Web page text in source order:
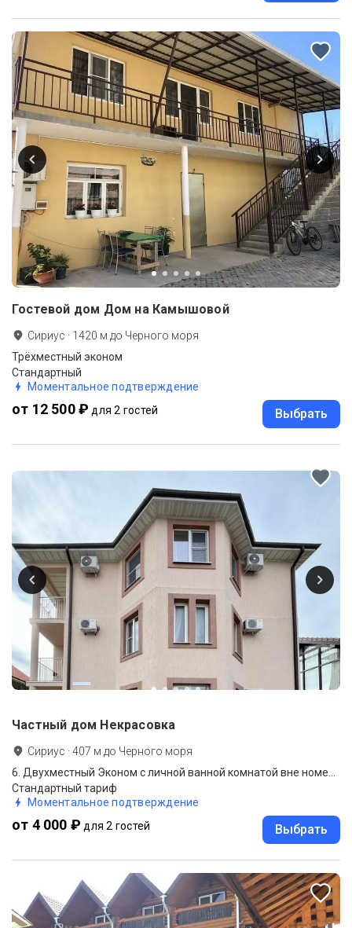
Гостевой дом Дом на Камышовой
Сириус · 1420 м до Черного моря
Трёхместный эконом
Стандартный
Моментальное подтверждение
от 12 500 ₽ для 2 гостей Выбрать
Частный дом Некрасовка
Сириус ·407 м до Черного моря
Стандартный тариф
Моментальное подтверждение
от 4 000 ₽ для 2 гостей Выбрать